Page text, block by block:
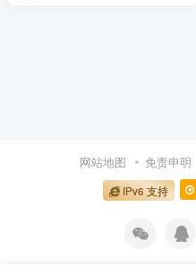
网站地图 免责申明
IPv6 支持